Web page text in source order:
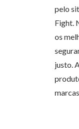
pelo
Fight.
os
justo.